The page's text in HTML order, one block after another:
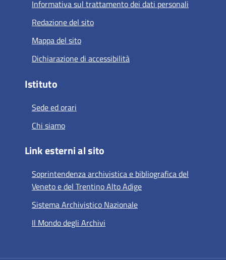
Informativa sul trattamento dei dati personali
Redazione del sito
Mappa del sito
Dichiarazione di accessibilità
Istituto
Sede ed orari
Chi siamo
Link esterni al sito
Soprintendenza archivistica e bibliografica del
Veneto e del Trentino Alto Adige
Sistema Archivistico Nazionale
Il Mondo degli Archivi